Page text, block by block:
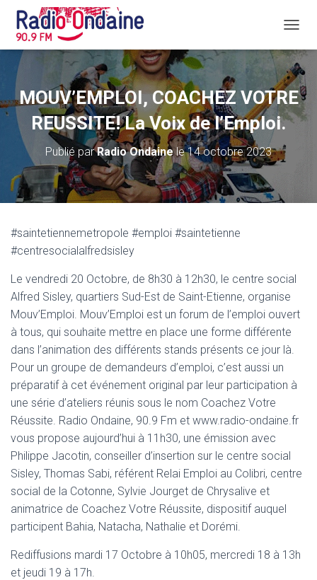
É
P
L
I
E
R
N
MOUV’EMPLOI, COACHEZ VOTRE
REUSSITE! La Voix de l’Emploi.
Publié parRadio Ondainele14 octobre 2023
#saintetiennemetropole #emploi #saintetienne
#centresocialalfredsisley
Le vendredi 20 Octobre, de 8h30 à 12h30, le centre social
Alfred Sisley, quartiers Sud-Est de Saint-Etienne, organise
Mouv’Emploi. Mouv’Emploi est un forum de l’emploi ouvert
à tous, qui souhaite mettre en place une forme différente
dans l’animation des différents stands présents ce jour là.
Pour un groupe de demandeurs d’emploi, c’est aussi un
préparatif à cet événement original par leur participation à
une série d’ateliers réunis sous le nom Coachez Votre
Réussite. Radio Ondaine, 90.9 Fm et www.radio-ondaine.fr
vous propose aujourd’hui à 11h30, une émission avec
Philippe Jacotin, conseiller d’insertion sur le centre social
Sisley, Thomas Sabi, référent Relai Emploi au Colibri, centre
social de la Cotonne, Sylvie Jourget de Chrysalive et
animatrice de Coachez Votre Réussite, dispositif auquel
participent Bahia, Natacha, Nathalie et Dorémi.
Rediffusions mardi 17 Octobre à 10h05, mercredi 18 à 13h
et jeudi 19 à 17h.